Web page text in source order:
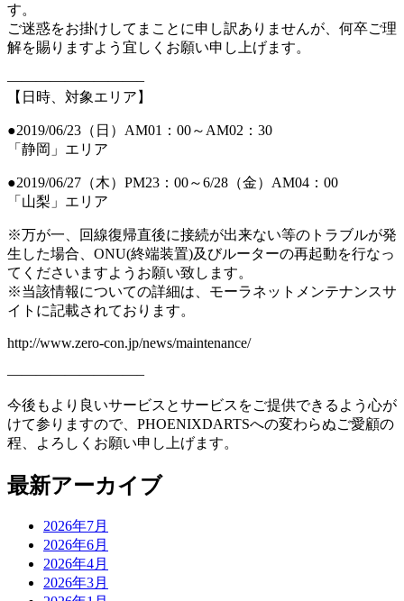
す。
ご迷惑をお掛けしてまことに申し訳ありませんが、何卒ご理
解を賜りますよう宜しくお願い申し上げます。
—————————–
【日時、対象エリア】
●2019/06/23（日）AM01：00～AM02：30
「 静岡 」エリア
●2019/06/27（木）PM23：00～6/28（金）AM04：00
「 山梨 」エリア
※万が一、回線復帰直後に接続が出来ない等のトラブルが発
生した場合、ONU(終端装置)及びルーターの再起動を行なっ
てくださいますようお願い致します。
※当該情報についての詳細は、モーラネットメンテナンスサ
イトに記載されております。
http://www.zero-con.jp/news/maintenance/
—————————–
今後もより良いサービスとサービスをご提供できるよう心が
けて参りますので、PHOENIXDARTSへの変わらぬご愛顧の
程、よろしくお願い申し上げます。
最新アーカイブ
2026年7月
2026年6月
2026年4月
2026年3月